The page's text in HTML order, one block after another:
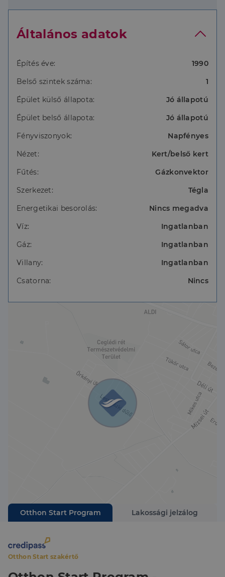
Fűtése gázkonvektoros, a házban 3 fázisú áram van.
Csendes környéken helyezkedik el. Buszmegálló 5
További információért várom megtisztelő hívását.
Általános adatok
Építés éve:
1990
Belső szintek száma:
1
Épület külső állapota:
Jó állapotú
Épület belső állapota:
Jó állapotú
Fényviszonyok:
Napfényes
Nézet:
Kert/belső kert
Fűtés:
Gázkonvektor
Szerkezet:
Tégla
Energetikai besorolás:
Nincs megadva
Víz:
Ingatlanban
Gáz:
Ingatlanban
Villany:
Ingatlanban
Csatorna:
Nincs
Otthon Start Program Lakossági jelzálog
Otthon Start szakértő